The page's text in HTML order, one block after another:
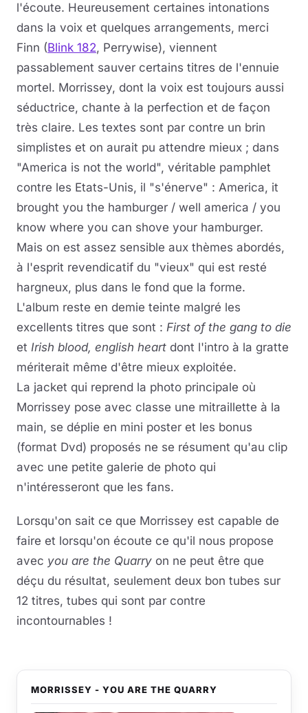
l'écoute. Heureusement certaines intonations
dans la voix et quelques arrangements, merci
Finn (Blink 182, Perrywise), viennent
passablement sauver certains titres de l'ennuie
mortel. Morrissey, dont la voix est toujours aussi
séductrice, chante à la perfection et de façon
très claire. Les textes sont par contre un brin
simplistes et on aurait pu attendre mieux ; dans
"America is not the world", véritable pamphlet
contre les Etats-Unis, il "s'énerve" : America, it
brought you the hamburger / well america / you
know where you can shove your hamburger.
Mais on est assez sensible aux thèmes abordés,
à l'esprit revendicatif du "vieux" qui est resté
hargneux, plus dans le fond que la forme.
L'album reste en demie teinte malgré les
excellents titres que sont : First of the gang to die
et Irish blood, english heart dont l'intro à la gratte
mériterait même d'être mieux exploitée.
La jacket qui reprend la photo principale où
Morrissey pose avec classe une mitraillette à la
main, se déplie en mini poster et les bonus
(format Dvd) proposés ne se résument qu'au clip
avec une petite galerie de photo qui
n'intéresseront que les fans.
Lorsqu'on sait ce que Morrissey est capable de
faire et lorsqu'on écoute ce qu'il nous propose
avec you are the Quarry on ne peut être que
déçu du résultat, seulement deux bon tubes sur
12 titres, tubes qui sont par contre
incontournables !
MORRISSEY - YOU ARE THE QUARRY